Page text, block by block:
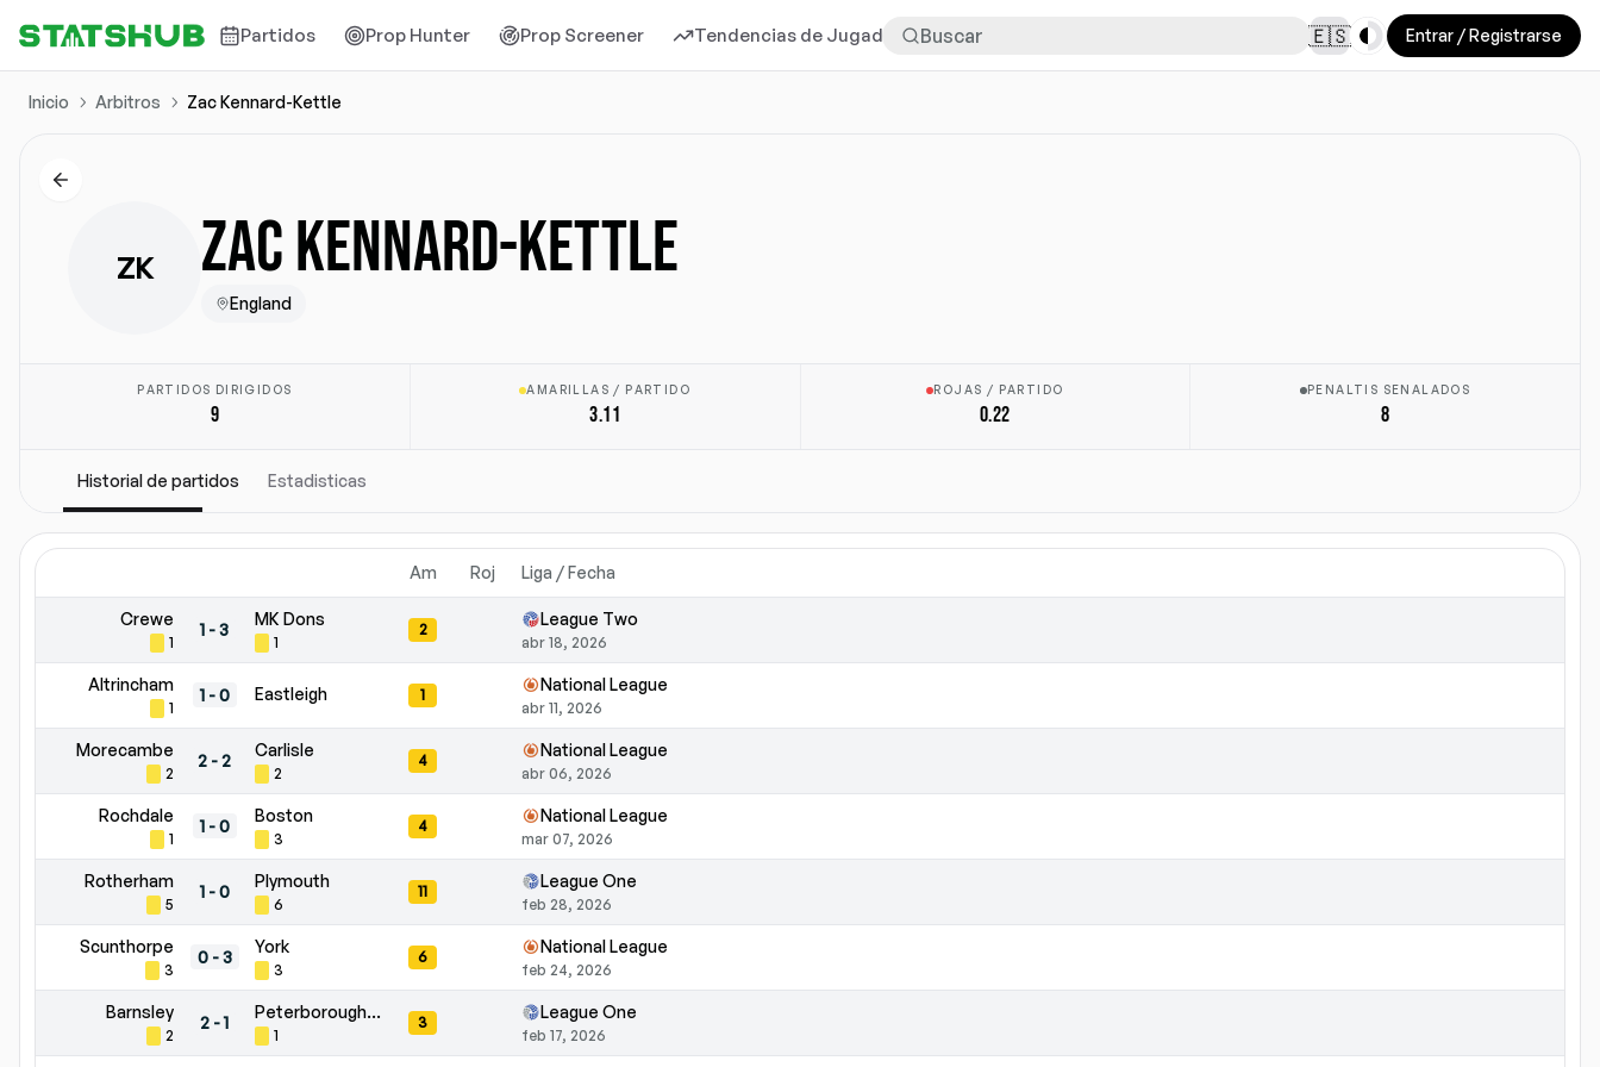
Partidos Prop Hunter Prop Screener Tendencias de Jugadores Más 🇪🇸 Toggle theme
Entrar / Registrarse
Inicio Arbitros Zac Kennard-Kettle
ZK ZAC KENNARD-KETTLE
England
PARTIDOS DIRIGIDOS
9
AMARILLAS / PARTIDO
3.11
ROJAS / PARTIDO
0.22
PENALTIS SENALADOS
8
Historial de partidos Estadisticas
Am Roj Liga / Fecha
Crewe
1
1 -3
MK Dons
1
2
League Two
abr 18, 2026
Altrincham
1
1-0 Eastleigh 1
National League
abr 11, 2026
Morecambe
2
2 -2
Carlisle
2
4
National League
abr 06, 2026
Rochdale
1
1-0
Boston
3
4
National League
mar 07, 2026
Rotherham
5
1-0
Plymouth
6
11
League One
feb 28, 2026
Scunthorpe
3
0-3
York
3
6
National League
feb 24, 2026
Barnsley
2
2 -1
Peterborough Utd
1
3
League One
feb 17, 2026